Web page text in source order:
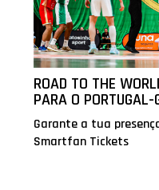
ROAD TO THE
PARA O PORTUGAL-
Garante a tua
Smartfan Tickets